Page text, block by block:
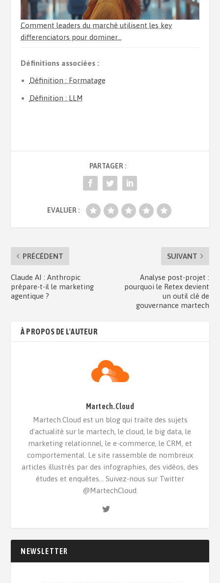
Comment leaders du marché utilisent les key
differenciators pour dominer…
Définitions associées :
Définition : Formatage
Définition : LLM
PARTAGER :
EVALUER :
PRÉCÉDENT
Claude AI : Anthropic
prépare-t-il le marketing
agentique ?
SUIVANT
Analyse post-projet :
pourquoi le Retex devient
un outil clé de
gouvernance martech
À PROPOS DE L'AUTEUR
Martech.Cloud
Martech.Cloud est un blog qui traite des sujets
d'actualité sur le martech, le cloud, le big data, le
marketing relationnel, le e-commerce, le CRM, et
comportemental. Le site rassemble de nombreux
articles illustrés par des infographies, des vidéos, des
études et enquêtes... Suivez-nous sur Twitter
@MartechCloud.
NEWSLETTER